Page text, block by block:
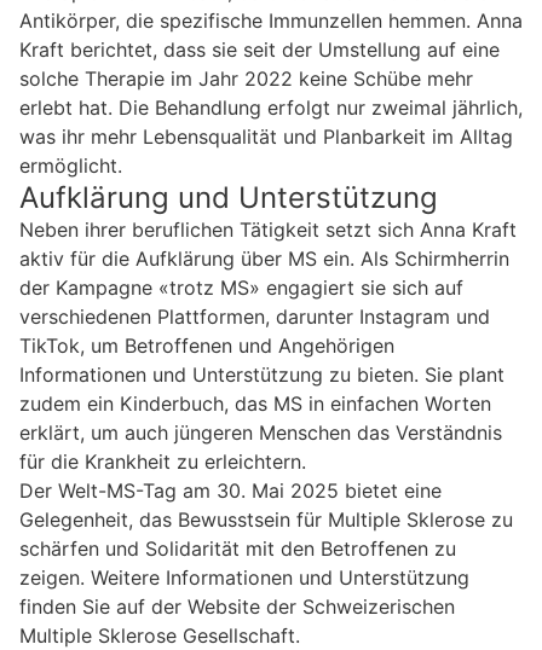
Antikörper, die spezifische Immunzellen hemmen. Anna
Kraft berichtet, dass sie seit der Umstellung auf eine
solche Therapie im Jahr 2022 keine Schübe mehr
erlebt hat. Die Behandlung erfolgt nur zweimal jährlich,
was ihr mehr Lebensqualität und Planbarkeit im Alltag
ermöglicht.
Aufklärung und Unterstützung
Neben ihrer beruflichen Tätigkeit setzt sich Anna Kraft
aktiv für die Aufklärung über MS ein. Als Schirmherrin
der Kampagne «trotz MS» engagiert sie sich auf
verschiedenen Plattformen, darunter Instagram und
TikTok, um Betroffenen und Angehörigen
Informationen und Unterstützung zu bieten. Sie plant
zudem ein Kinderbuch, das MS in einfachen Worten
erklärt, um auch jüngeren Menschen das Verständnis
für die Krankheit zu erleichtern.
Der Welt-MS-Tag am 30. Mai 2025 bietet eine
Gelegenheit, das Bewusstsein für Multiple Sklerose zu
schärfen und Solidarität mit den Betroffenen zu
zeigen. Weitere Informationen und Unterstützung
finden Sie auf der Website der Schweizerischen
Multiple Sklerose Gesellschaft.